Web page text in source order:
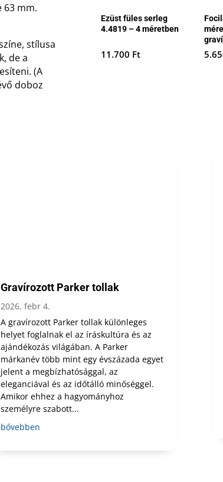
63 mm.
stílusa
de a
(A
doboz
Ezüst füles serleg
4.4819 – 4 méretben
11.700 Ft
Gravírozott Parker tollak
2026, febr 4.
A gravírozott Parker tollak különleges
helyet foglalnak el az íráskultúra és az
ajándékozás világában. A Parker
márkanév több mint egy évszázada egyet
jelent a megbízhatósággal, az
eleganciával és az időtálló minőséggel.
Amikor ehhez a hagyományhoz
személyre szabott...
bővebben